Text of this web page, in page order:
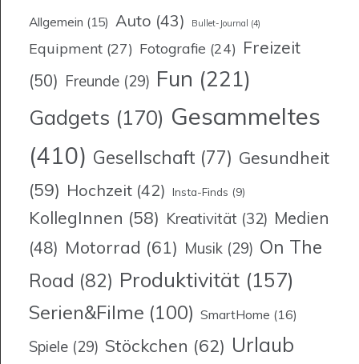
Allgemein (15) Auto (43) Bullet-Journal (4)
Equipment (27) Fotografie (24) Freizeit
(50) Freunde (29) Fun (221)
Gadgets (170) Gesammeltes
(410) Gesellschaft (77) Gesundheit
(59) Hochzeit (42) Insta-Finds (9)
KollegInnen (58) Kreativität (32) Medien
(48) Motorrad (61) Musik (29) On The
Road (82) Produktivität (157)
Serien&Filme (100) SmartHome (16)
Spiele (29) Stöckchen (62) Urlaub